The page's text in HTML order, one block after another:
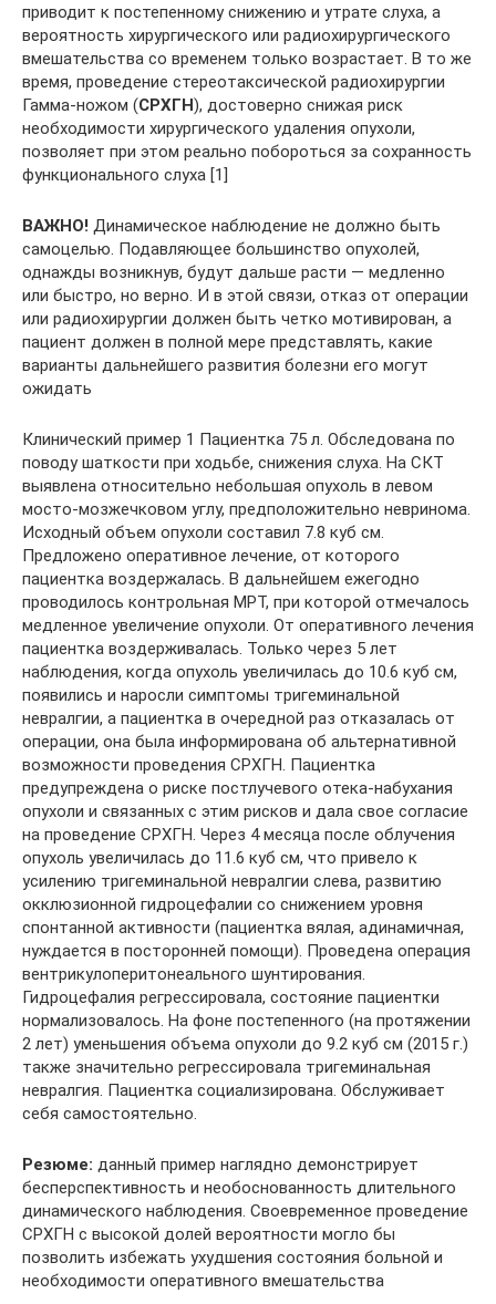
приводит к постепенному снижению и утрате слуха, а
вероятность хирургического или радиохирургического
вмешательства со временем только возрастает. В то же
время, проведение стереотаксической радиохирургии
Гамма-ножом (СРХГН), достоверно снижая риск
необходимости хирургического удаления опухоли,
позволяет при этом реально побороться за сохранность
функционального слуха [1]
ВАЖНО! Динамическое наблюдение не должно быть
самоцелью. Подавляющее большинство опухолей,
однажды возникнув, будут дальше расти — медленно
или быстро, но верно. И в этой связи, отказ от операции
или радиохирургии должен быть четко мотивирован, а
пациент должен в полной мере представлять, какие
варианты дальнейшего развития болезни его могут
ожидать
Клинический пример 1 Пациентка 75 л. Обследована по
поводу шаткости при ходьбе, снижения слуха. На СКТ
выявлена относительно небольшая опухоль в левом
мосто-мозжечковом углу, предположительно невринома.
Исходный объем опухоли составил 7.8 куб см.
Предложено оперативное лечение, от которого
пациентка воздержалась. В дальнейшем ежегодно
проводилось контрольная МРТ, при которой отмечалось
медленное увеличение опухоли. От оперативного лечения
пациентка воздерживалась. Только через 5 лет
наблюдения, когда опухоль увеличилась до 10.6 куб см,
появились и наросли симптомы тригеминальной
невралгии, а пациентка в очередной раз отказалась от
операции, она была информирована об альтернативной
возможности проведения СРХГН. Пациентка
предупреждена о риске постлучевого отека-набухания
опухоли и связанных с этим рисков и дала свое согласие
на проведение СРХГН. Через 4 месяца после облучения
опухоль увеличилась до 11.6 куб см, что привело к
усилению тригеминальной невралгии слева, развитию
окклюзионной гидроцефалии со снижением уровня
спонтанной активности (пациентка вялая, адинамичная,
нуждается в посторонней помощи). Проведена операция
вентрикулоперитонеального шунтирования.
Гидроцефалия регрессировала, состояние пациентки
нормализовалось. На фоне постепенного (на протяжении
2 лет) уменьшения объема опухоли до 9.2 куб см (2015 г.)
также значительно регрессировала тригеминальная
невралгия. Пациентка социализирована. Обслуживает
себя самостоятельно.
Резюме: данный пример наглядно демонстрирует
бесперспективность и необоснованность длительного
динамического наблюдения. Своевременное проведение
СРХГН с высокой долей вероятности могло бы
позволить избежать ухудшения состояния больной и
необходимости оперативного вмешательства